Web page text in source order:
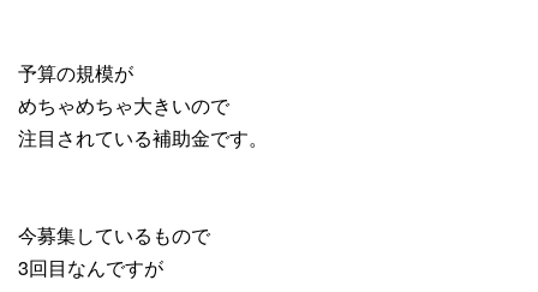
予算の規模が
めちゃめちゃ大きいので
注目されている補助金です。
今募集しているもので
3回目なんですが